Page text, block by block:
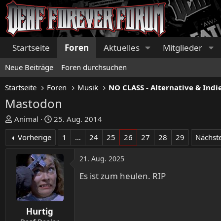
Startseite Foren Aktuelles Mitglieder
Neue Beiträge Foren durchsuchen
Startseite Foren Musik NO CLASS - Alternative &
Mastodon
E
r
t
r
Animal
E
r
t
e
l
l
t
a
25. Aug. 2014
Vorherige
1 … 24 25 26 27 28 29
Hurtig
21. Aug. 2025
Es ist zum heulen. RIP